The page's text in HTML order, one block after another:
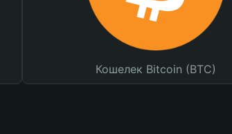
Кошелек Bitcoin (BTC)